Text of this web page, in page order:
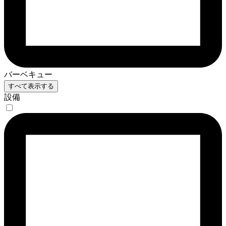
バーベキュー
すべて表示する
設備